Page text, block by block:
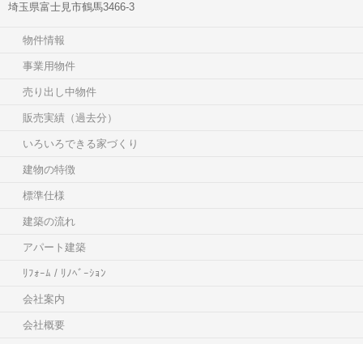
埼玉県富士見市鶴馬3466-3
物件情報
事業用物件
売り出し中物件
販売実績（過去分）
いろいろできる家づくり
建物の特徴
標準仕様
建築の流れ
アパート建築
ﾘﾌｫｰﾑ / ﾘﾉﾍﾞｰｼｮﾝ
会社案内
会社概要